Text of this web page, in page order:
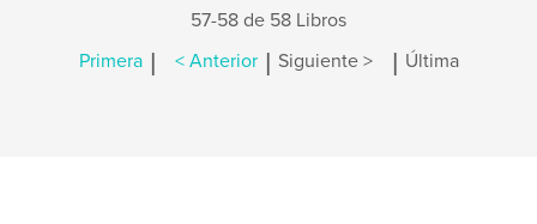
57-58 de 58 Libros
Primera | < Anterior | Siguiente > | Última